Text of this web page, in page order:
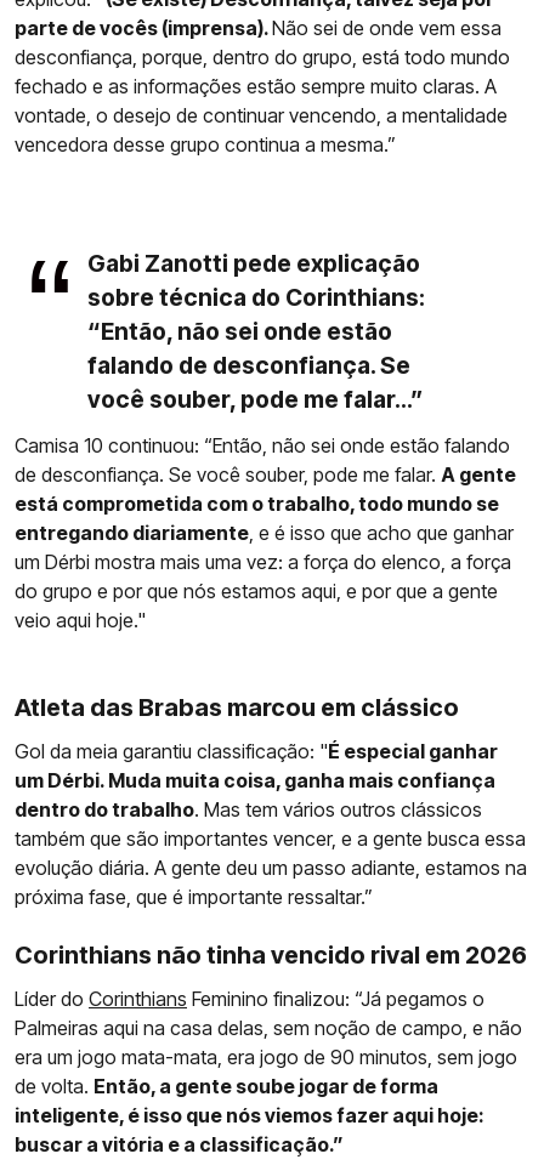
parte de vocês (imprensa).Não sei de onde vem essa
desconfiança, porque, dentro do grupo, está todo mundo
fechado e as informações estão sempre muito claras. A
vontade, o desejo de continuar vencendo, a mentalidade
vencedora desse grupo continua a mesma.”
Gabi Zanotti pede explicação
sobre técnica do Corinthians:
“Então, não sei onde estão
falando de desconfiança. Se
você souber, pode me falar...”
Camisa 10 continuou: “Então, não sei onde estão falando
de desconfiança. Se você souber, pode me falar. A gente
está comprometida com o trabalho, todo mundo se
entregando diariamente, e é isso que acho que ganhar
um Dérbi mostra mais uma vez: a força do elenco, a força
do grupo e por que nós estamos aqui, e por que a gente
veio aqui hoje."
Atleta das Brabas marcou em clássico
Gol da meia garantiu classificação: "É especial ganhar
um Dérbi. Muda muita coisa, ganha mais confiança
dentro do trabalho. Mas tem vários outros clássicos
também que são importantes vencer, e a gente busca essa
evolução diária. A gente deu um passo adiante, estamos na
próxima fase, que é importante ressaltar.”
Corinthians não tinha vencido rival em 2026
Líder do Corinthians Feminino finalizou: “Já pegamos o
Palmeiras aqui na casa delas, sem noção de campo, e não
era um jogo mata-mata, era jogo de 90 minutos, sem jogo
de volta. Então, a gente soube jogar de forma
inteligente, é isso que nós viemos fazer aqui hoje:
buscar a vitória e a classificação.”